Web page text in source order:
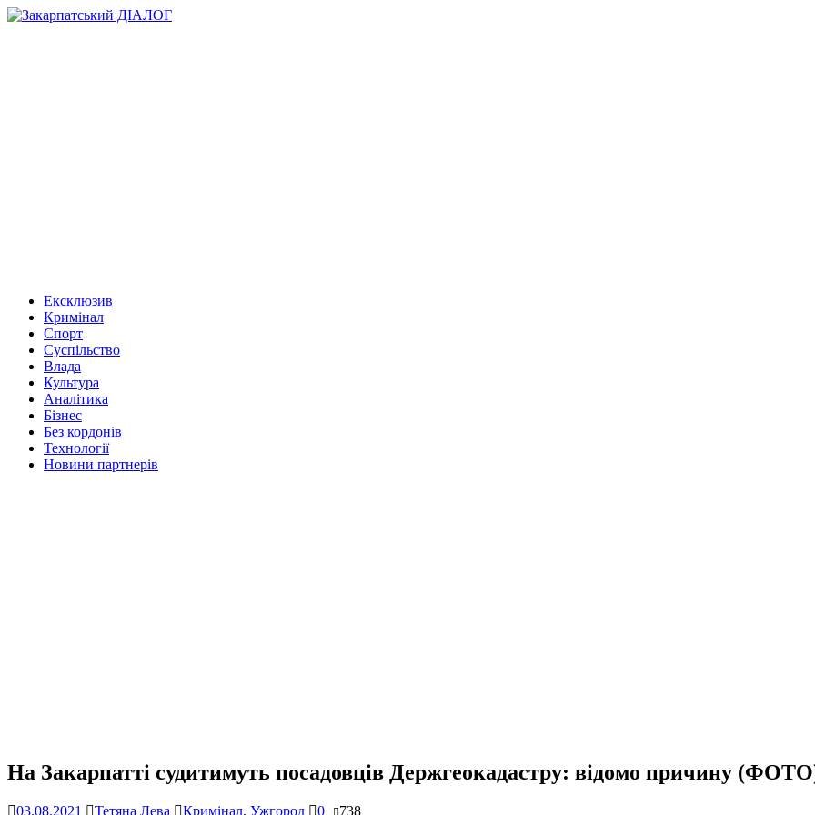
Ексклюзив
Кримінал
Спорт
Суспільство
Влада
Культура
Аналітика
Бізнес
Без кордонів
Технології
Новини партнерів
На Закарпатті судитимуть посадовців Держгеокадастру: відомо причину
03.08.2021 Тетяна Лева Кримінал, Ужгород 0 738